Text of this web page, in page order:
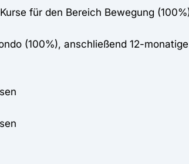
für den Bereich Bewegung
(100%), anschließend 12-